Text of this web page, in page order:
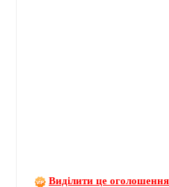
Виділити це оголошення